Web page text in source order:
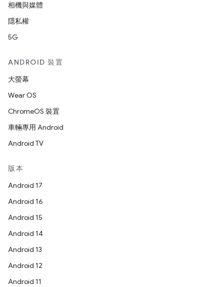
相機與媒體
隱私權
5G
ANDROID 裝置
大螢幕
Wear OS
ChromeOS 裝置
車輛專用 Android
Android TV
版本
Android 17
Android 16
Android 15
Android 14
Android 13
Android 12
Android 11